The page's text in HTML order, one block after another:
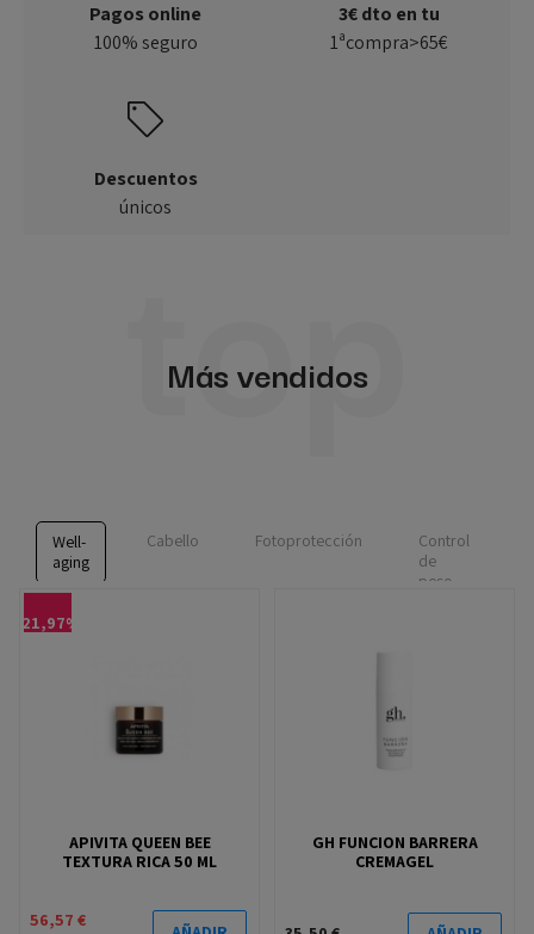
Pagos online
100% seguro
3€ dto en tu
1ªcompra>65€
Descuentos
únicostop
Más vendidos
Well-
aging
Cabello Fotoprotección
Control
de
peso
-21,97%
APIVITA QUEEN BEE
TEXTURA RICA 50 ML
56,57 €
GH FUNCION BARRERA
CREMAGEL